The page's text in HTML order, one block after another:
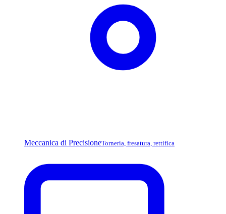
Meccanica di PrecisioneTorneria, fresatura, rettifica